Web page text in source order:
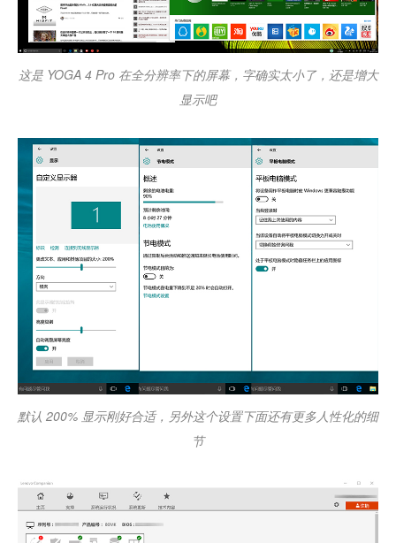
这是 YOGA 4 Pro 在全分辨率下的屏幕，字确实太小了，还是增大
显示吧
默认 200% 显示刚好合适，另外这个设置下面还有更多人性化的细
节